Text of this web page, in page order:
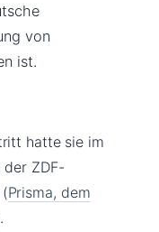
von
ist.
hatte sie im
ZDF-
Prisma, dem